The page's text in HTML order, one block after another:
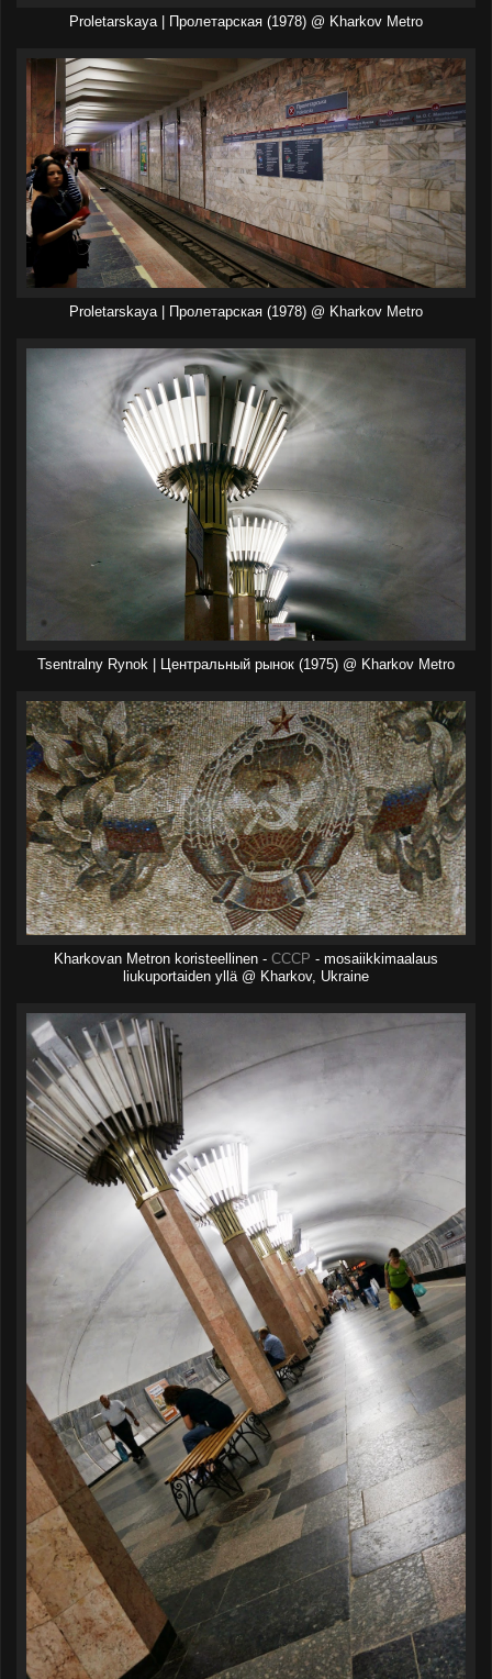
Proletarskaya | Пролетарская (1978) @ Kharkov Metro
Proletarskaya | Пролетарская (1978) @ Kharkov Metro
Tsentralny Rynok | Центральный рынок (1975) @ Kharkov Metro
Kharkovan Metron koristeellinen - CCCP - mosaiikkimaalaus
liukuportaiden yllä @ Kharkov, Ukraine